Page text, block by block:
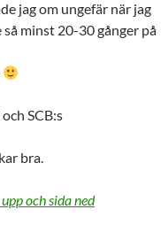
jag om ungefär när jag
så minst 20-30 gånger på
SCB:s
bra.
och sida ned